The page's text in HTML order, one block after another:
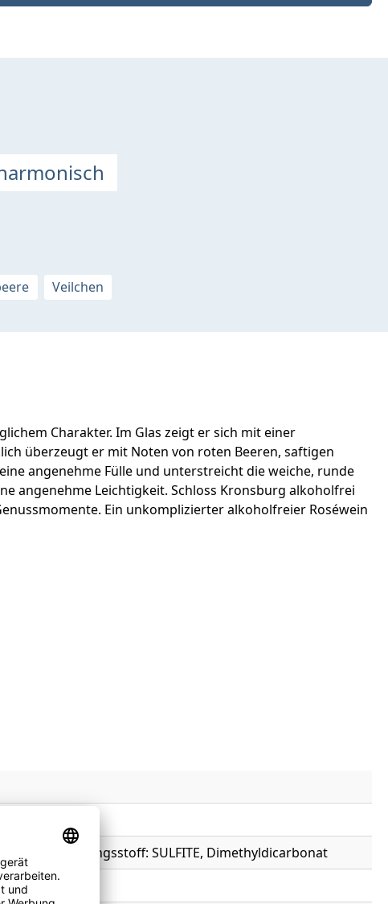
Veilchen
Charakter. Im Glas zeigt er sich mit einer
überzeugt er mit Noten von roten Beeren, saftigen
angenehme Fülle und unterstreicht die weiche, runde
angenehme Leichtigkeit. Schloss Kronsburg alkoholfrei
Ein unkomplizierter alkoholfreier Roséwein
Konservierungsstoff: SULFITE, Dimethyldicarbonat